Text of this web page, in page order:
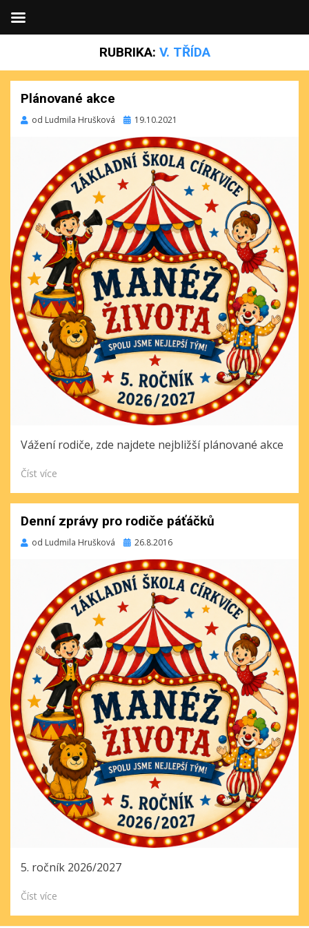
RUBRIKA: V. TŘÍDA
Plánované akce
od Ludmila Hrušková Publikováno
19.10.2021
Vážení rodiče, zde najdete nejbližší plánované akce
Číst více
Denní zprávy pro rodiče páťáčků
od Ludmila Hrušková Publikováno
26.8.2016
5. ročník 2026/2027
Číst více